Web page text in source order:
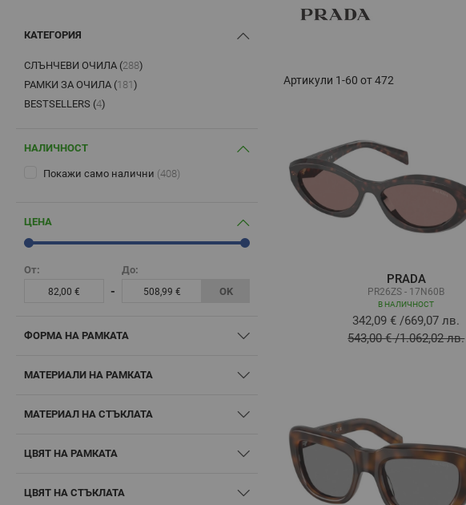
КАТЕГОРИЯ
СЛЪНЧЕВИ ОЧИЛА (288
PRODUCTS AVAILABLE
)
РАМКИ ЗА ОЧИЛА (181
PRODUCTS AVAILABLE
)
BESTSELLERS (4
PRODUCTS AVAILABLE
)
НАЛИЧНОСТ
Покажи само налични (408)
ЦЕНА
От:
82,00 € -
До:
508,99 € OK
ФОРМА НА РАМКАТА
МАТЕРИАЛИ НА РАМКАТА
МАТЕРИАЛ НА СТЪКЛАТА
ЦВЯТ НА РАМКАТА
ЦВЯТ НА СТЪКЛАТА
Артикули 1-60 от472
PRADA
PR26ZS - 17N60B
В НАЛИЧНОСТ
342,09 € /669,07 лв.
543,00 €/1.062,02 лв.